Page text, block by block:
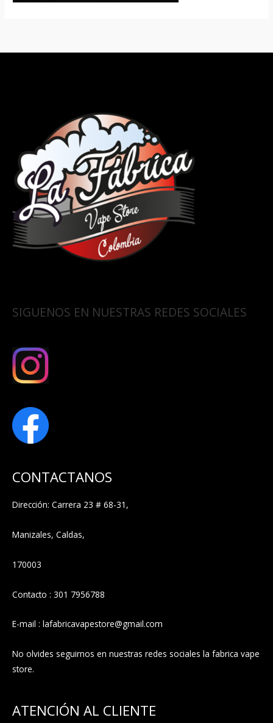
SIGUENOS EN NUESTRAS REDES SOCIALES
CONTACTANOS
Dirección: Carrera 23 # 68-31,
Manizales, Caldas,
170003
Contacto : 301 7956788
E-mail : lafabricavapestore@gmail.com
No olvides seguirnos en nuestras redes sociales la fabrica vape
store.
ATENCIÓN AL CLIENTE